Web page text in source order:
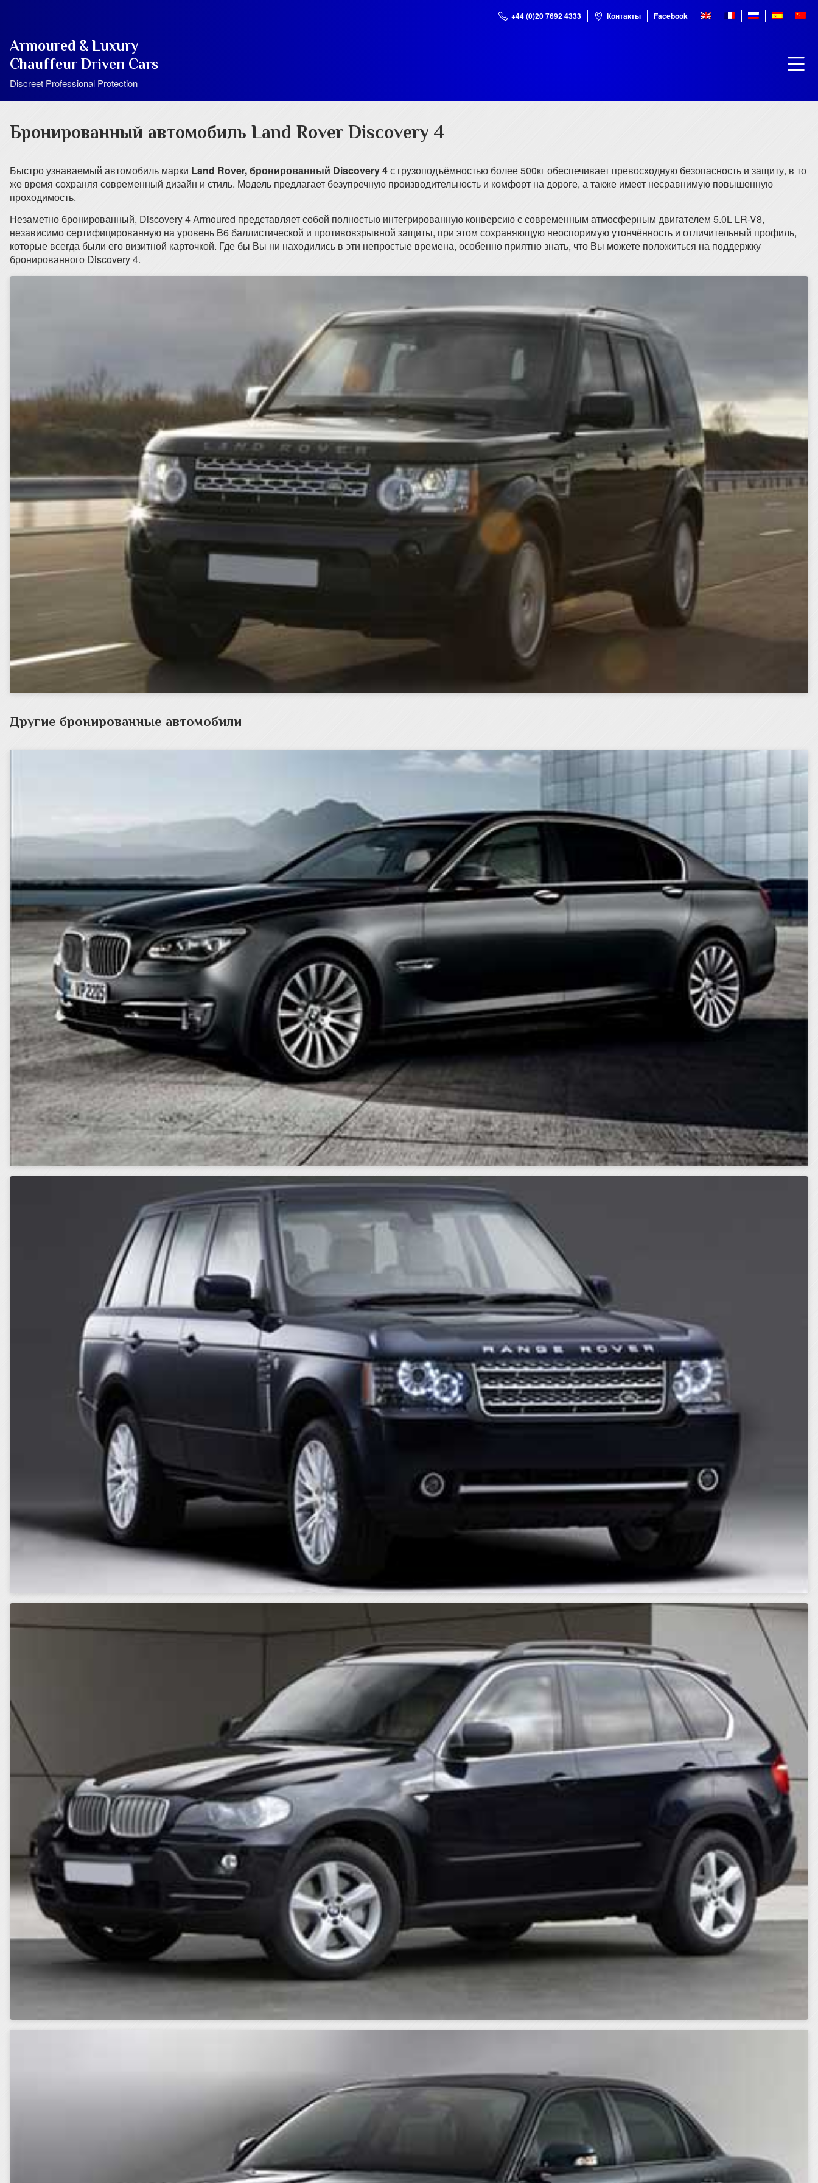
+44 (0)20 7692 4333 Контакты Facebook
Armoured & Luxury
Chauffeur Driven Cars
Discreet Professional Protection
Бронированный автомобиль Land Rover Discovery 4
Быстро узнаваемый автомобиль марки Land Rover, бронированный Discovery 4с грузоподъёмностью более 500кг обеспечивает превосходную безопасность и защиту, в то
же время сохраняя современный дизайн и стиль. Модель предлагает безупречную производительность и комфорт на дороге, а также имеет несравнимую повышенную
проходимость.
Незаметно бронированный, Discovery 4 Armoured представляет собой полностью интегрированную конверсию с современным атмосферным двигателем 5.0L LR-V8,
независимо сертифицированную на уровень B6 баллистической и противовзрывной защиты, при этом сохраняющую неоспоримую утончённость и отличительный профиль,
которые всегда были его визитной карточкой. Где бы Вы ни находились в эти непростые времена, особенно приятно знать, что Вы можете положиться на поддержку
бронированного Discovery 4.
Другие бронированные автомобили